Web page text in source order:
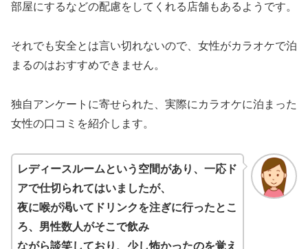
部屋にするなどの配慮をしてくれる店舗もあるようです。
それでも安全とは言い切れないので、女性がカラオケで泊
まるのはおすすめできません。
独自アンケートに寄せられた、実際にカラオケに泊まった
女性の口コミを紹介します。
レディースルームという空間があり、一応ド
アで仕切られてはいましたが、
夜に喉が渇いてドリンクを注ぎに行ったとこ
ろ、男性数人がそこで飲み
ながら談笑しており、少し怖かったのを覚え